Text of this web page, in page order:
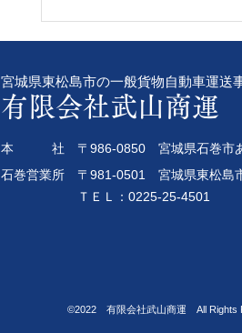
令和8年8年4日 女性専
宮城県東松島市の一般貨物自動車運送
有限会社武山商運
本 社 〒986-0850 宮城県石巻市あ
石巻営業所 〒981-0501 宮城県東松島
ＴＥＬ：0225-25-4501
©2022 有限会社武山商運 All Rights